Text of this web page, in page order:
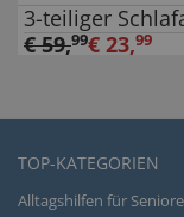
3-teiliger
€59,99€ 23,99
TOP-KATEGORIEN
Alltagshilfen für